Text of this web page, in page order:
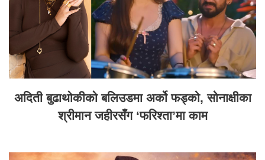
अदिती बुढाथोकीको बलिउडमा अर्को फड्को, सोनाक्षीका
श्रीमान जहीरसँग ‘फरिश्ता’मा काम